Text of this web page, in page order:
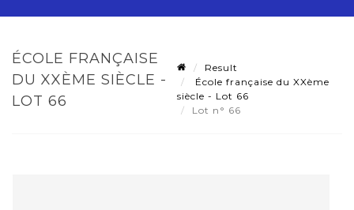
ÉCOLE FRANÇAISE
DU XXÈME SIÈCLE -
LOT 66
Result
École française du XXème
siècle - Lot 66
Lot n° 66